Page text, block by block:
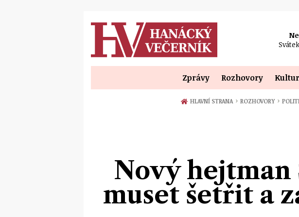
Zprávy Rozhovory
HLAVNÍ STRANA › ROZHOVORY ›
Nový hejtman
muset šetřit a